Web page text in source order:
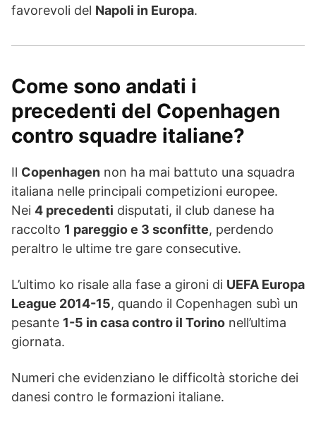
favorevoli del Napoli in Europa.
Come sono andati i
precedenti del Copenhagen
contro squadre italiane?
Il Copenhagen non ha mai battuto una squadra
italiana nelle principali competizioni europee.
Nei 4 precedenti disputati, il club danese ha
raccolto 1 pareggio e 3 sconfitte, perdendo
peraltro le ultime tre gare consecutive.
L’ultimo ko risale alla fase a gironi di UEFA Europa
League 2014-15, quando il Copenhagen subì un
pesante 1-5 in casa contro il Torino nell’ultima
giornata.
Numeri che evidenziano le difficoltà storiche dei
danesi contro le formazioni italiane.